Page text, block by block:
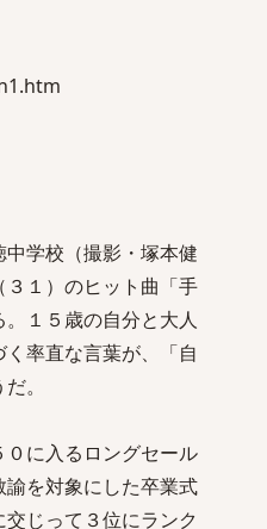
学校（撮影・塚本健
１）のヒット曲「手
１５歳の自分と大人
率直な言葉が、「自
。
に入るロングセール
を対象にした卒業式
じって３位にランク